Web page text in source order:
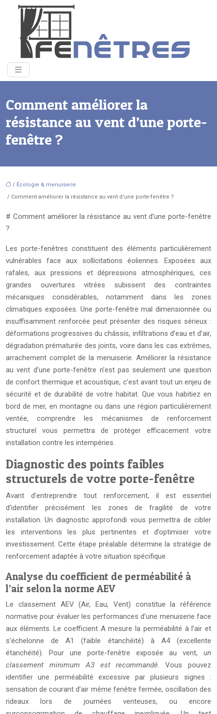
Comment améliorer la
résistance au vent d’une porte-
fenêtre ?
/ Écologie & menuiserie
/ Comment améliorer la résistance au vent d’une porte-fenêtre ?
# Comment améliorer la résistance au vent d’une porte-fenêtre
?
Les porte-fenêtres constituent des éléments particulièrement
vulnérables face aux sollicitations éoliennes. Exposées aux
rafales, aux pressions et dépressions atmosphériques, ces
grandes ouvertures vitrées subissent des contraintes
mécaniques considérables, notamment dans les zones
climatiques exposées. Une porte-fenêtre mal dimensionnée ou
insuffisamment renforcée peut présenter des risques sérieux :
déformations progressives du châssis, infiltrations d’eau et d’air,
dégradation prématurée des joints, voire dans les cas extrêmes,
arrachement complet de la menuiserie. Améliorer la résistance
au vent d’une porte-fenêtre n’est pas seulement une question
de confort thermique et acoustique, c’est avant tout un enjeu de
sécurité et de durabilité de votre habitat. Que vous habitiez en
bord de mer, en montagne ou dans une région particulièrement
ventée, comprendre les mécanismes de renforcement
structurel vous permettra de protéger efficacement votre
installation contre les intempéries.
Diagnostic des points faibles
structurels de votre porte-fenêtre
Avant d’entreprendre tout renforcement, il est essentiel
d’identifier précisément les zones de fragilité de votre
installation. Un diagnostic approfondi vous permettra de cibler
les interventions les plus pertinentes et d’optimiser votre
investissement. Cette étape préalable détermine la stratégie de
renforcement adaptée à votre situation spécifique.
Analyse du coefficient de perméabilité à
l’air selon la norme AEV
Le classement AEV (Air, Eau, Vent) constitue la référence
normative pour évaluer les performances d’une menuiserie face
aux éléments. Le coefficient A mesure la perméabilité à l’air et
s’échelonne de A1 (faible étanchéité) à A4 (excellente
étanchéité). Pour une porte-fenêtre exposée au vent, un
classement minimum A3 est recommandé . Vous pouvez
identifier une perméabilité excessive par plusieurs signes :
sensation de courant d’air même fenêtre fermée, oscillation des
rideaux lors de journées venteuses, ou encore